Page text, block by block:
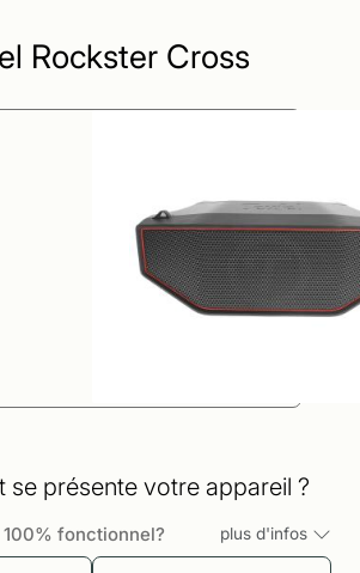
Rockster Cross
se présente votre appareil ?
fonctionnel? plus d'infos